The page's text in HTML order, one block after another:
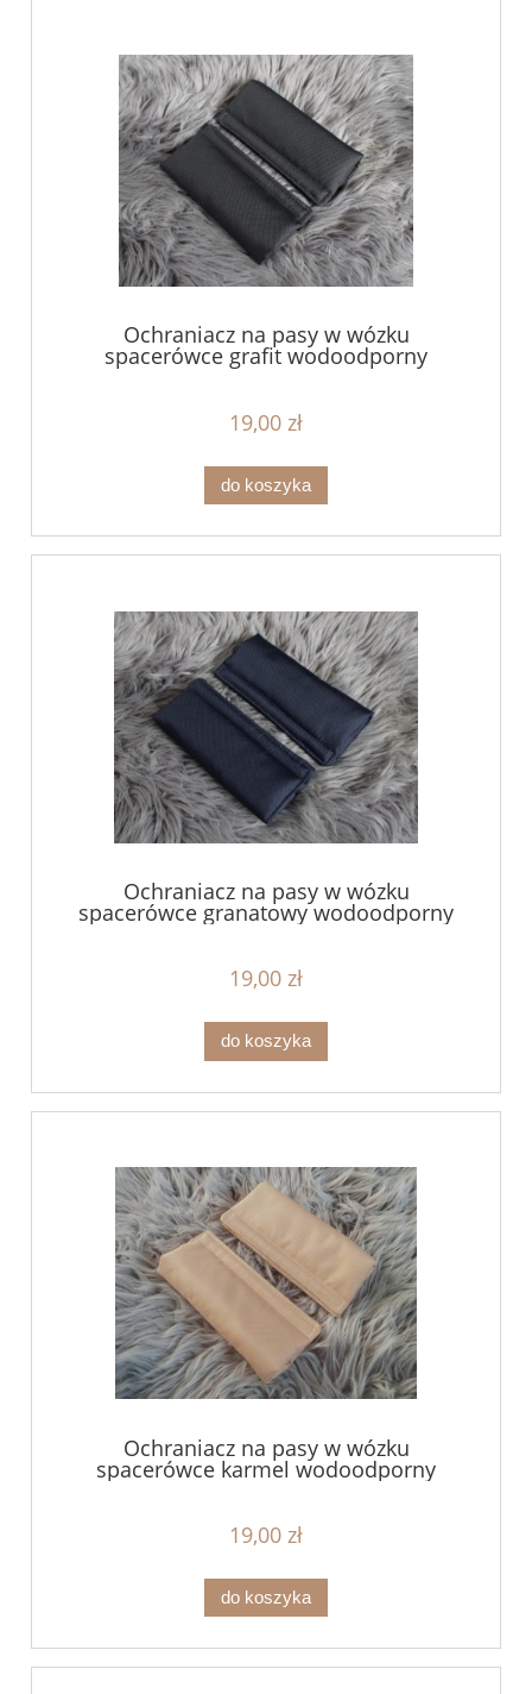
Ochraniacz na pasy w wózku
spacerówce grafit wodoodporny
19,00 zł
do koszyka
Ochraniacz na pasy w wózku
spacerówce granatowy wodoodporny
19,00 zł
do koszyka
Ochraniacz na pasy w wózku
spacerówce karmel wodoodporny
19,00 zł
do koszyka